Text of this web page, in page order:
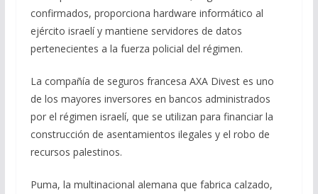
confirmados, proporciona hardware informático al
ejército israelí y mantiene servidores de datos
pertenecientes a la fuerza policial del régimen.
La compañía de seguros francesa AXA Divest es uno
de los mayores inversores en bancos administrados
por el régimen israelí, que se utilizan para financiar la
construcción de asentamientos ilegales y el robo de
recursos palestinos.
Puma, la multinacional alemana que fabrica calzado,